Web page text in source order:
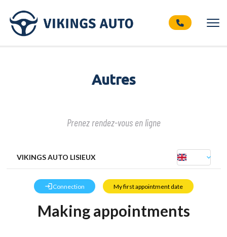
Autres
Prenez rendez-vous en ligne